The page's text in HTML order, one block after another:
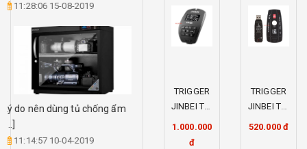
TRIGGER
JINBEI TR-
1.000.000
đ
TRIGGER
JINBEI TR-
520.000 đ
11:28:06 15-08-2019
Lý do nên dùng tủ chống ẩm
11:14:57 10-04-2019